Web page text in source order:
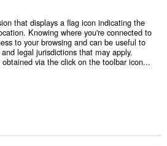
that displays a flag icon indicating the
Knowing where you're connected to
to your browsing and can be useful to
legal jurisdictions that may apply.
via the click on the toolbar icon...